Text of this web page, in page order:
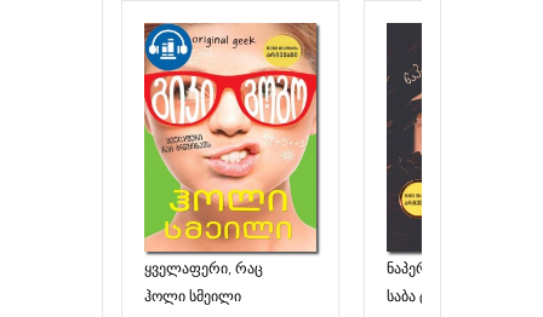
ყველაფერი, რაც
ბრწყინავს
ჰოლი სმეილი
ნაპერწკალი
საბა ტაჰირი